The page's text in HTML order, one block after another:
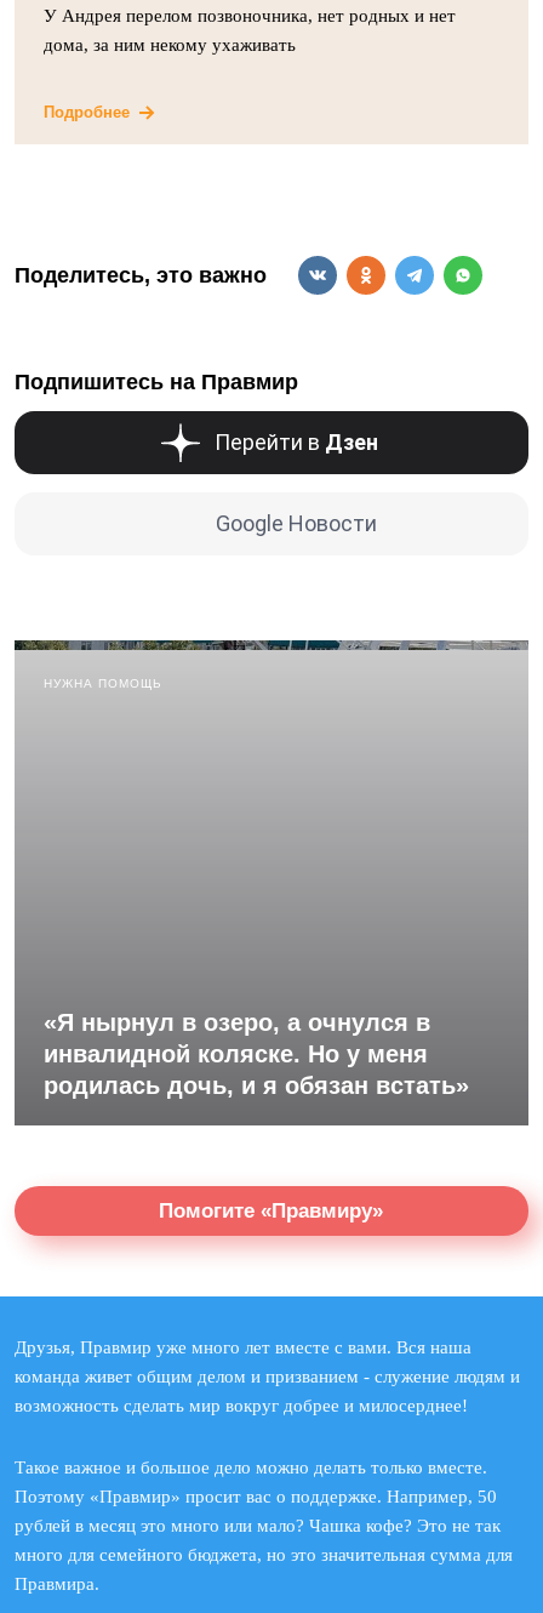
У Андрея перелом позвоночника, нет родных и нет
дома, за ним некому ухаживать
Подробнее
Поделитесь, это важно
Подпишитесь на Правмир
Перейти в Дзен
Google Новости
НУЖНА ПОМОЩЬ
«Я нырнул в озеро, а очнулся в
инвалидной коляске. Но у меня
родилась дочь, и я обязан встать»
Помогите «Правмиру»
Друзья, Правмир уже много лет вместе с вами. Вся наша
команда живет общим делом и призванием - служение людям и
возможность сделать мир вокруг добрее и милосерднее!
Такое важное и большое дело можно делать только вместе.
Поэтому «Правмир» просит вас о поддержке. Например, 50
рублей в месяц это много или мало? Чашка кофе? Это не так
много для семейного бюджета, но это значительная сумма для
Правмира.